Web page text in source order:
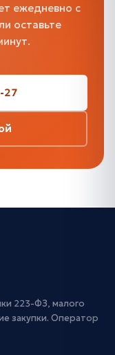
ежедневно с
оставьте
27
223-ФЗ, малого
закупки. Оператор